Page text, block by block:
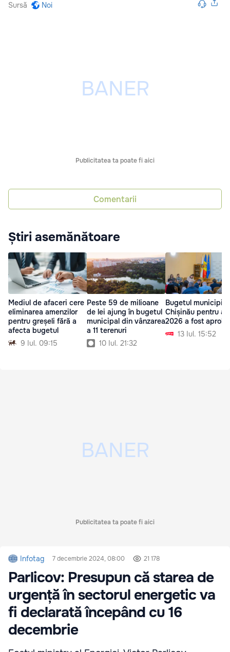
Sursă Noi
Publicitatea ta poate fi aici
Comentarii
Știri asemănătoare
Mediul de afaceri cere
eliminarea amenzilor
pentru greșeli fără a
afecta bugetul
9 Iul. 09:15
Peste 59 de milioane
de lei ajung în bugetul
municipal din vânzarea
a 11 terenuri
10 Iul. 21:32
Bugetul
Chișinău pentru
2026 a fost
13 Iul. 15:52
Publicitatea ta poate fi aici
Infotag 7 decembrie 2024, 08:00 21 178
Parlicov: Presupun că starea de
urgență în sectorul energetic va
fi declarată începând cu 16
decembrie